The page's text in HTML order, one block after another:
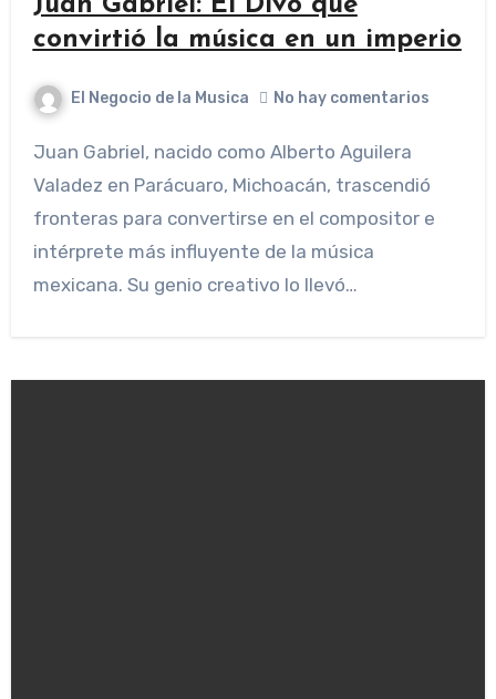
convirtió la música en un imperio
El Negocio de la Musica No hay comentarios
Juan Gabriel, nacido como Alberto Aguilera
Valadez en Parácuaro, Michoacán, trascendió
fronteras para convertirse en el compositor e
intérprete más influyente de la música
mexicana. Su genio creativo lo llevó…